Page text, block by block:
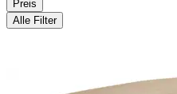
Preis
Alle Filter